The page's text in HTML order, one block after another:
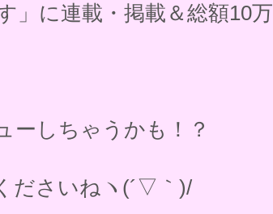
」に連載・掲載＆総額10万
ーしちゃうかも！？
ださいねヽ(´▽｀)/